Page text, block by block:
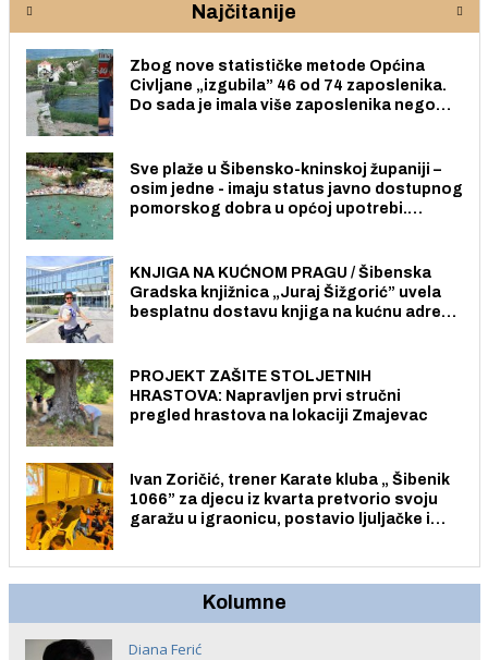
Najčitanije
Zbog nove statističke metode Općina
Civljane „izgubila” 46 od 74 zaposlenika.
Do sada je imala više zaposlenika nego
Sve plaže u Šibensko-kninskoj županiji –
osim jedne - imaju status javno dostupnog
pomorskog dobra u općoj upotrebi.
KNJIGA NA KUĆNOM PRAGU / Šibenska
Gradska knjižnica „Juraj Šižgorić” uvela
besplatnu dostavu knjiga na kućnu adresu
PROJEKT ZAŠITE STOLJETNIH
HRASTOVA: Napravljen prvi stručni
pregled hrastova na lokaciji Zmajevac
Ivan Zoričić, trener Karate kluba „ Šibenik
1066” za djecu iz kvarta pretvorio svoju
garažu u igraonicu, postavio ljuljačke i
Kolumne
Diana Ferić